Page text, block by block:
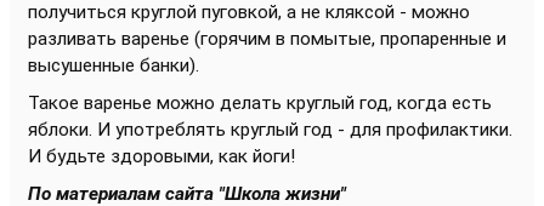
получиться круглой пуговкой, а не кляксой - можно
разливать варенье (горячим в помытые, пропаренные и
высушенные банки).
Такое варенье можно делать круглый год, когда есть
яблоки. И употреблять круглый год - для профилактики.
И будьте здоровыми, как йоги!
По материалам сайта "Школа жизни"